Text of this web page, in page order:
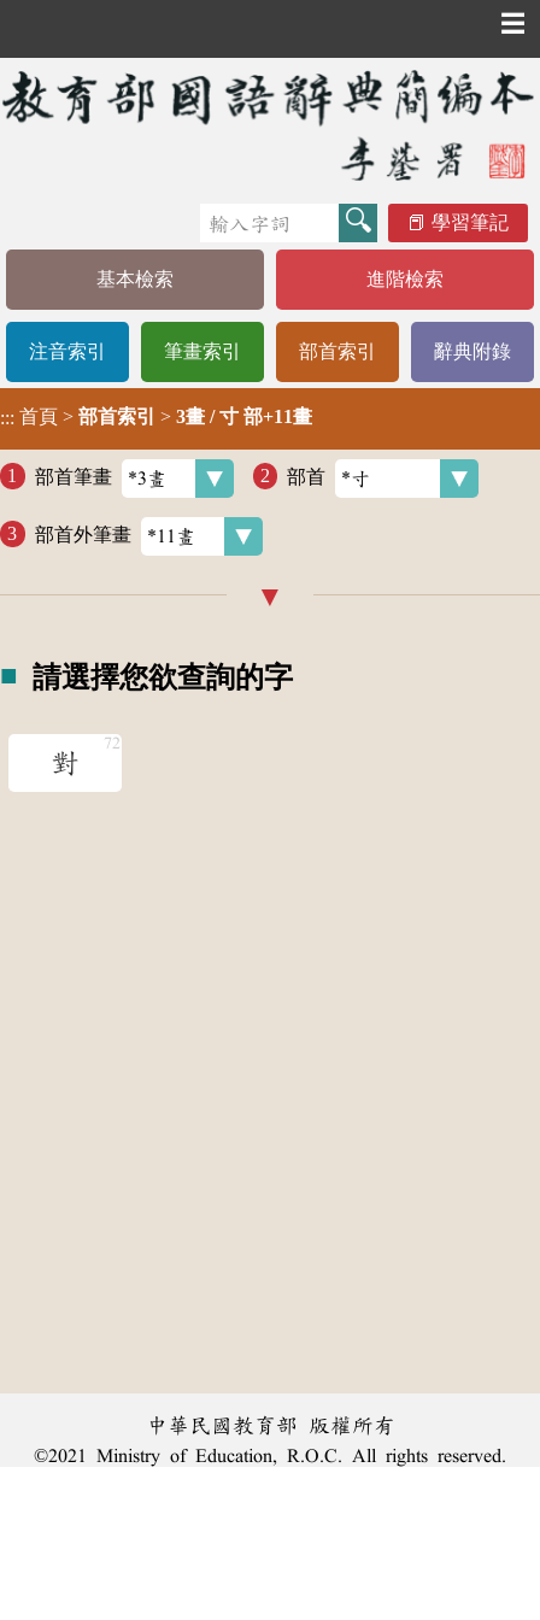
☰
學習筆記
基本檢索 進階檢索
注音索引 筆畫索引 部首索引 辭典附錄
::: 首頁 > 部首索引 > 3畫 / 寸 部+11畫
部首筆畫 部首
部首外筆畫
請選擇您欲查詢的字
對
中華民國教育部 版權所有
©2021 Ministry of Education, R.O.C. All rights reserved.